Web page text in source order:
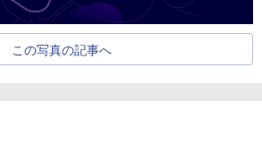
この写真の記事へ